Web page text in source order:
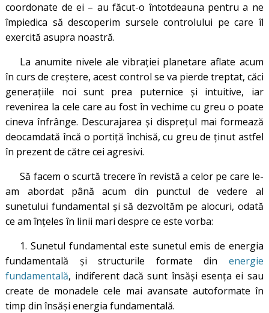
coordonate de ei – au făcut-o întotdeauna pentru a ne
împiedica să descoperim sursele controlului pe care îl
exercită asupra noastră.
La anumite nivele ale vibraţiei planetare aflate acum
în curs de creştere, acest control se va pierde treptat, căci
generaţiile noi sunt prea puternice şi intuitive, iar
revenirea la cele care au fost în vechime cu greu o poate
cineva înfrânge. Descurajarea și disprețul mai formează
deocamdată încă o portiţă închisă, cu greu de ţinut astfel
în prezent de către cei agresivi.
Să facem o scurtă trecere în revistă a celor pe care le-
am abordat până acum din punctul de vedere al
sunetului fundamental şi să dezvoltăm pe alocuri, odată
ce am înţeles în linii mari despre ce este vorba:
1. Sunetul fundamental este sunetul emis de energia
fundamentală şi structurile formate din energie
fundamentală, indiferent dacă sunt însăşi esenţa ei sau
create de monadele cele mai avansate autoformate în
timp din însăşi energia fundamentală.